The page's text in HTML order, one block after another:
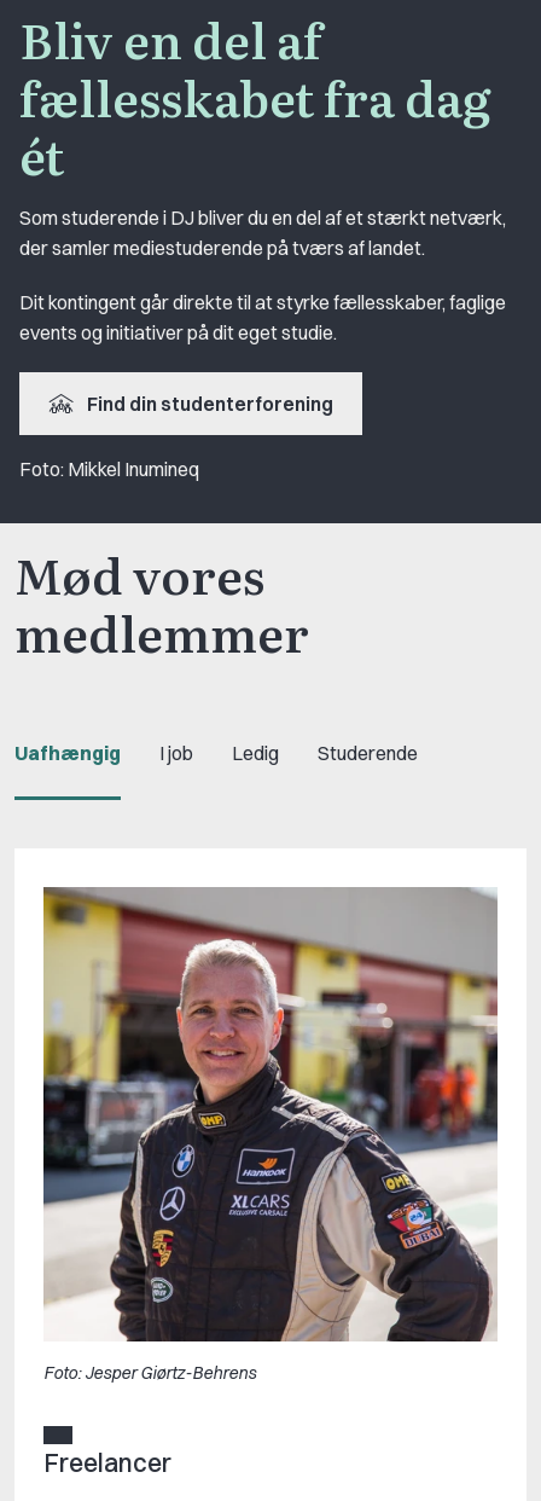
Bliv en del af
fællesskabet fra dag
ét
Som studerende i DJ bliver du en del af et stærkt netværk,
der samler mediestuderende på tværs af landet.
Dit kontingent går direkte til at styrke fællesskaber, faglige
events og initiativer på dit eget studie.
Find din studenterforening
Foto: Mikkel Inumineq
Mød vores
medlemmer
Uafhængig I job Ledig Studerende
Foto: Jesper Giørtz-Behrens
Freelancer